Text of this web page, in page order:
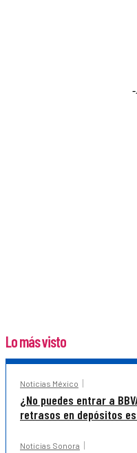
Lo más visto
Noticias México
¿No puedes entrar a
retrasos en depósitos
Noticias Sonora